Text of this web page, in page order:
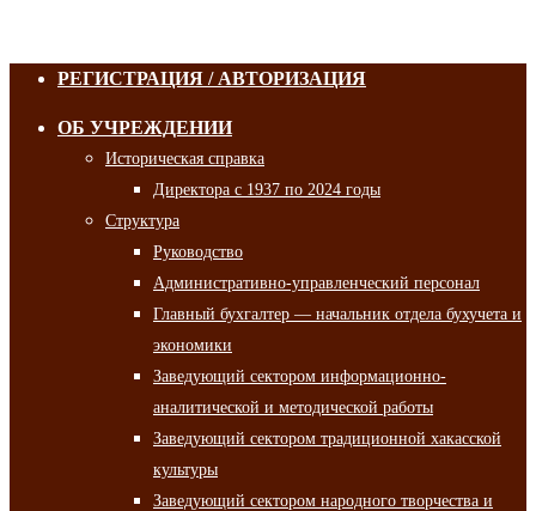
РЕГИСТРАЦИЯ / АВТОРИЗАЦИЯ
ОБ УЧРЕЖДЕНИИ
Историческая справка
Директора с 1937 по 2024 годы
Структура
Руководство
Административно-управленческий персонал
Главный бухгалтер — начальник отдела бухучета и
экономики
Заведующий сектором информационно-
аналитической и методической работы
Заведующий сектором традиционной хакасской
культуры
Заведующий сектором народного творчества и